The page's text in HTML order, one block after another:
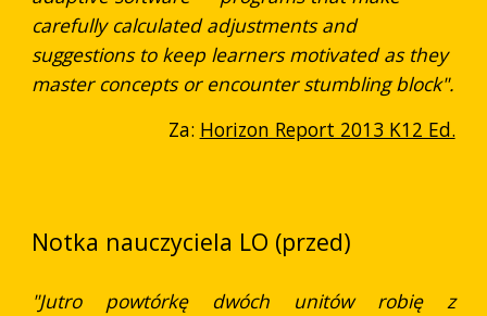
carefully calculated adjustments and
suggestions to keep learners motivated as they
master concepts or encounter stumbling block".
Za: Horizon Report 2013 K12 Ed.
Notka nauczyciela LO (przed)
"Jutro powtórkę dwóch unitów robię z